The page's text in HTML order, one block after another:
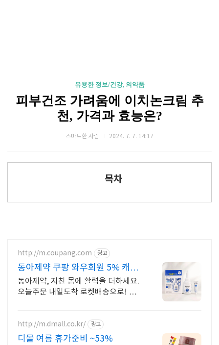
유용한 정보/건강, 의약품
피부건조 가려움에 이치논크림 추
천, 가격과 효능은?
스마트한 사람 2024. 7. 7. 14:17
목차
http://m.coupang.com 광고
동아제약 쿠팡 와우회원 5% 캐시
적립
동아제약, 지친 몸에 활력을 더하세요.
오늘주문 내일도착 로켓배송으로! 더
http://m.dmall.co.kr/ 광고
디몰 여름 휴가준비 ~53%